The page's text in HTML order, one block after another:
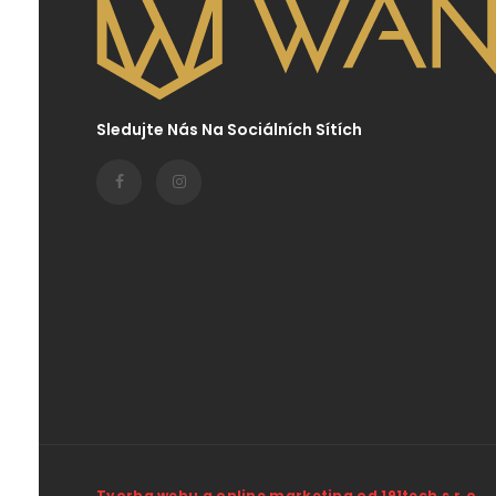
Sledujte Nás Na Sociálních Sítích